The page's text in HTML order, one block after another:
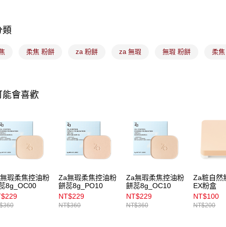
完成交易。
【注意事
款買賣價
2.基於同
資料（包
用，由本
運送方式
每筆
每筆
付款後7-
每筆
宅配
類
柔焦 粉餅 za 粉餅 za 無瑕 無瑕 粉餅 柔
能會喜歡
瑕柔焦控油粉
8g_OC00
Za無瑕柔焦控油粉
餅蕊8g_PO10
NT$229
NT$360
Za無瑕柔焦控油粉
餅蕊8g_OC10
NT$229
NT$360
Za粧自然
EX粉盒
NT$100
NT$200